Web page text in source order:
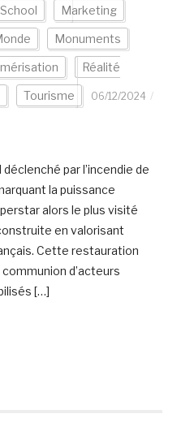
Marketing
Monuments
Réalité
Tourisme
06/12/2024
par l’incendie de
la puissance
alors le plus visité
en valorisant
Cette restauration
d’acteurs
[…]